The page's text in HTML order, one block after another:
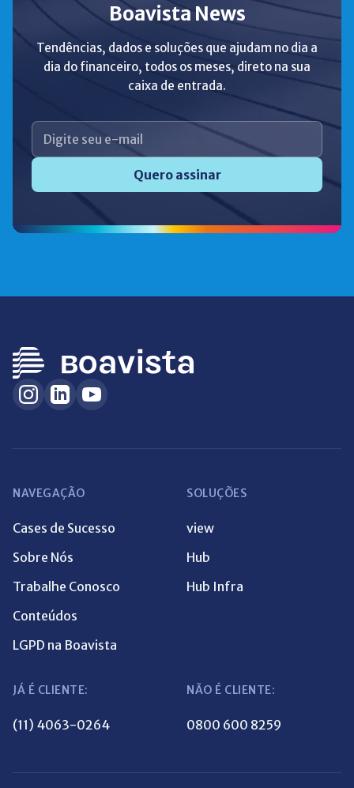
Boavista News
Tendências, dados e soluções que ajudam no dia a
dia do financeiro, todos os meses, direto na sua
caixa de entrada.
Quero assinar
NAVEGAÇÃO
Cases de Sucesso
Sobre Nós
Trabalhe Conosco
Conteúdos
LGPD na Boavista
SOLUÇÕES
view
Hub
Hub Infra
JÁ É CLIENTE:
(11) 4063-0264
NÃO É CLIENTE:
0800 600 8259